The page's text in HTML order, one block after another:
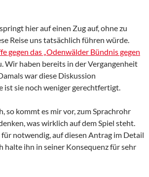
hier auf einen Zug auf, ohne zu
Reise uns tatsächlich führen würde.
gegen das „Odenwälder Bündnis gegen
Wir haben bereits in der Vergangenheit
war diese Diskussion
ist sie noch weniger gerechtfertigt.
so kommt es mir vor, zum Sprachrohr
was wirklich auf dem Spiel steht.
für notwendig, auf diesen Antrag im Detail
halte ihn in seiner Konsequenz für sehr